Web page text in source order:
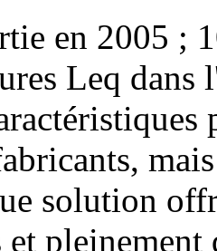
en 2005 ;
Leq
solution
pleinement